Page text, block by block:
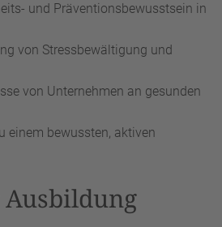
und Präventionsbewusstsein in
von Stressbewältigung und
von Unternehmen an gesunden
einem bewussten, aktiven